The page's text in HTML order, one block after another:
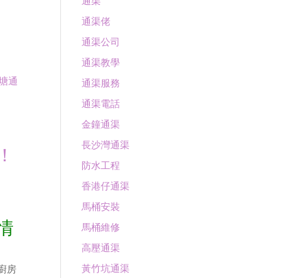
通
房
通渠佬
通渠公司
通渠教學
通渠服務
通渠電話
金鐘通渠
長沙灣通渠
防水工程
香港仔通渠
馬桶安裝
馬桶維修
高壓通渠
黃竹坑通渠